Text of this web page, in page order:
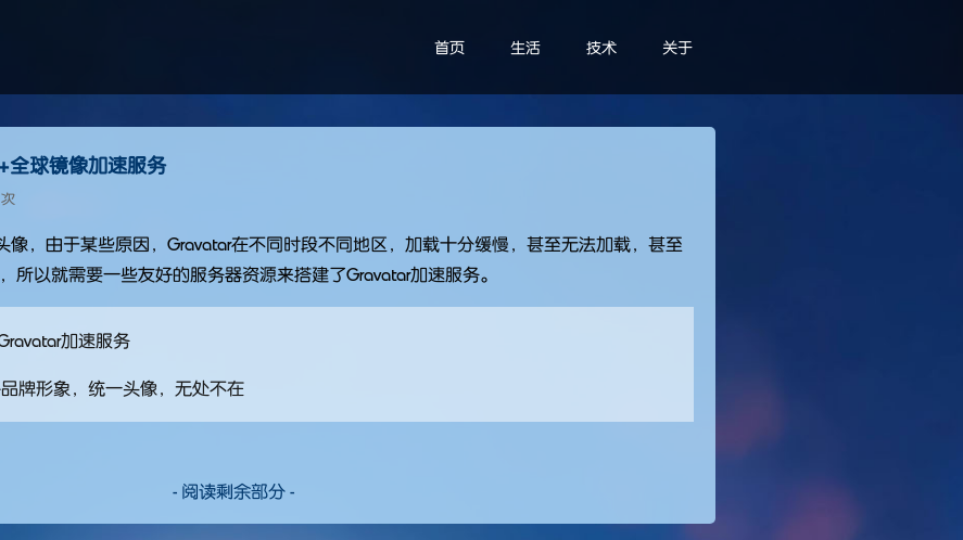
首页 生活 技术 关于
+全球镜像加速服务
像，由于某些原因，Gravatar在不同时段不同地区，加载十分缓慢，甚至无法加载，甚至
所以就需要一些友好的服务器资源来搭建了Gravatar加速服务。
加速服务
品牌形象，统一头像，无处不在
- 阅读剩余部分 -